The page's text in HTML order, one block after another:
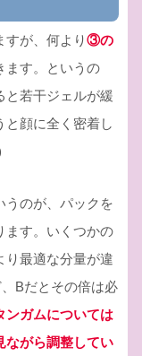
すが、何より③の
ます。というの
と若干ジェルが緩
と顔に全く密着し
うのが、パックを
ます。いくつかの
り最適な分量が違
Bだとその倍は必
ンガムについては
ながら調整してい